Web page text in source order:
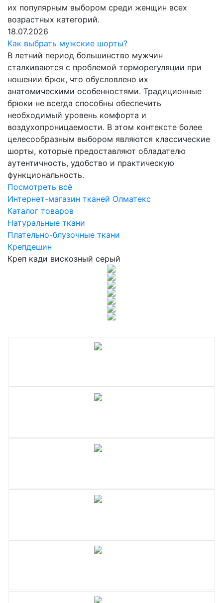
их популярным выбором среди женщин всех
возрастных категорий.
18.07.2026
Как выбрать мужские шорты?
В летний период большинство мужчин
сталкиваются с проблемой терморегуляции при
ношении брюк, что обусловлено их
анатомическими особенностями. Традиционные
брюки не всегда способны обеспечить
необходимый уровень комфорта и
воздухопроницаемости. В этом контексте более
целесообразным выбором являются классические
шорты, которые предоставляют обладателю
аутентичность, удобство и практическую
функциональность.
Посмотреть всё
Интернет-магазин тканей Олматекс
Каталог товаров
Натуральные ткани
Плательно-блузочные ткани
Крепдешин
Креп кади вискозный серый